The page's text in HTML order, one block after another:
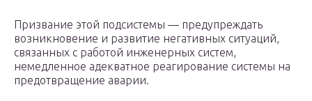
Призвание этой подсистемы — предупреждать
возникновение и развитие негативных ситуаций,
связанных с работой инженерных систем,
немедленное адекватное реагирование системы на
предотвращение аварии.